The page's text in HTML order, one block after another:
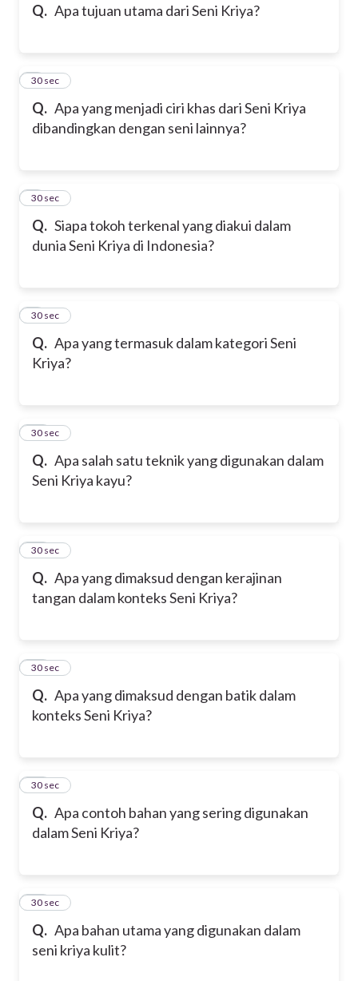
Q. Apa tujuan utama dari Seni Kriya?
Q. Apa yang menjadi ciri khas dari Seni Kriya
dibandingkan dengan seni lainnya?
7
30 sec
Q. Siapa tokoh terkenal yang diakui dalam
dunia Seni Kriya di Indonesia?
8
30 sec
Q. Apa yang termasuk dalam kategori Seni
Kriya?
9
30 sec
Q. Apa salah satu teknik yang digunakan dalam
Seni Kriya kayu?
10
30 sec
Q. Apa yang dimaksud dengan kerajinan
tangan dalam konteks Seni Kriya?
11
30 sec
Q. Apa yang dimaksud dengan batik dalam
konteks Seni Kriya?
12
30 sec
Q. Apa contoh bahan yang sering digunakan
dalam Seni Kriya?
13
30 sec
Q. Apa bahan utama yang digunakan dalam
seni kriya kulit?
14
30 sec